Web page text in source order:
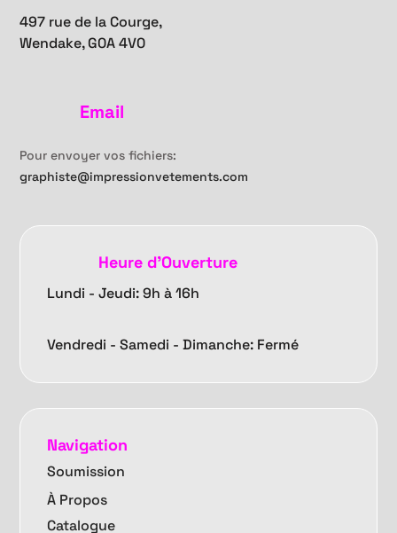
497 rue de la Courge,
Wendake, G0A 4V0
Email
Pour envoyer vos fichiers:
graphiste@impressionvetements.com
Heure d'Ouverture
Lundi - Jeudi: 9h à 16h
Vendredi -Samedi - Dimanche: Fermé
Navigation
Soumission
À Propos
Catalogue